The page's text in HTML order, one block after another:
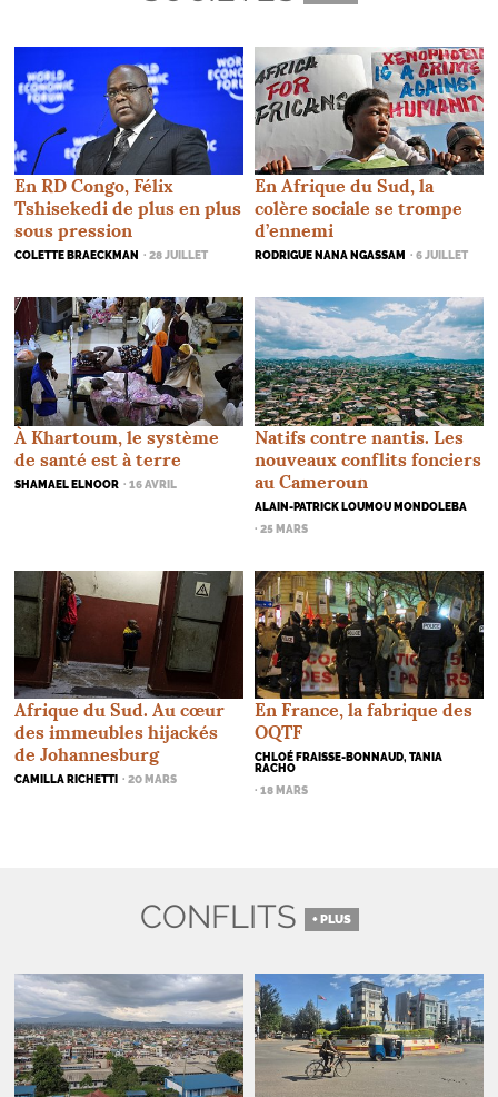
EnRD Congo, Félix
Tshisekedi de plus en plus
sous pression
COLETTE BRAECKMAN · 28 JUILLET
En Afrique du Sud, la
colère sociale se trompe
d’ennemi
RODRIGUE NANA NGASSAM · 6 JUILLET
À Khartoum, le système
de santé est à terre
SHAMAEL ELNOOR · 16 AVRIL
Natifs contre nantis. Les
nouveaux conflits fonciers
au Cameroun
ALAIN-PATRICK LOUMOU MONDOLEBA
· 25 MARS
Afrique du Sud. Au cœur
des immeubles hijackés
de Johannesburg
CAMILLA RICHETTI · 20 MARS
En France, la fabrique des
OQTF
CHLOÉ FRAISSE-BONNAUD, TANIA
RACHO
· 18 MARS
CONFLITS + PLUS